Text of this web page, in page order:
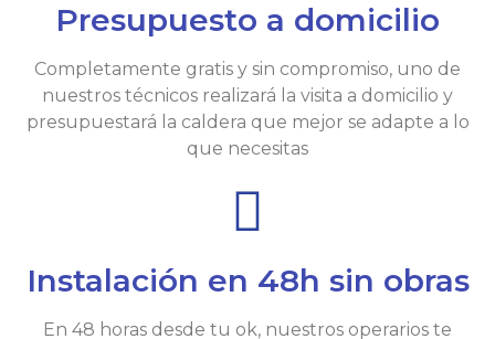
Presupuesto a domicilio
Completamente gratis y sin compromiso, uno de
nuestros técnicos realizará la visita a domicilio y
presupuestará la caldera que mejor se adapte a lo
que necesitas
Instalación en 48h sin obras
En 48 horas desde tu ok, nuestros operarios te